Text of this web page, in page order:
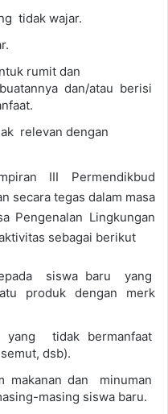
tidak wajar.
rumit dan
dan/atau berisi
relevan dengan
III Permendikbud
secara tegas dalam masa
Pengenalan Lingkungan
sebagai berikut
siswa baru yang
produk dengan merk
tidak bermanfaat
dsb).
makanan dan minuman
masing siswa baru.